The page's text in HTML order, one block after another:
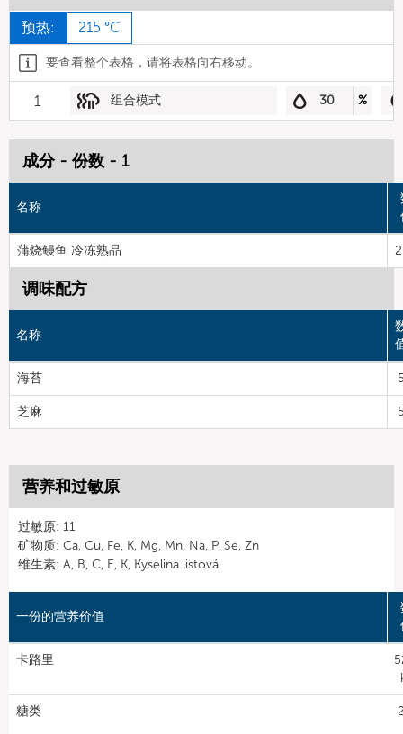
预热: 215 °C
要查看整个表格，请将表格向右移动。
1 组合模式 30 %
成分 - 份数 - 1
名称
蒲烧鳗鱼 冷冻熟品
调味配方
名称
海苔
芝麻
营养和过敏原
过敏原: 11
矿物质: Ca, Cu, Fe, K, Mg, Mn, Na, P, Se, Zn
维生素: A, B, C, E, K, Kyselina listová
一份的营养价值
卡路里
糖类